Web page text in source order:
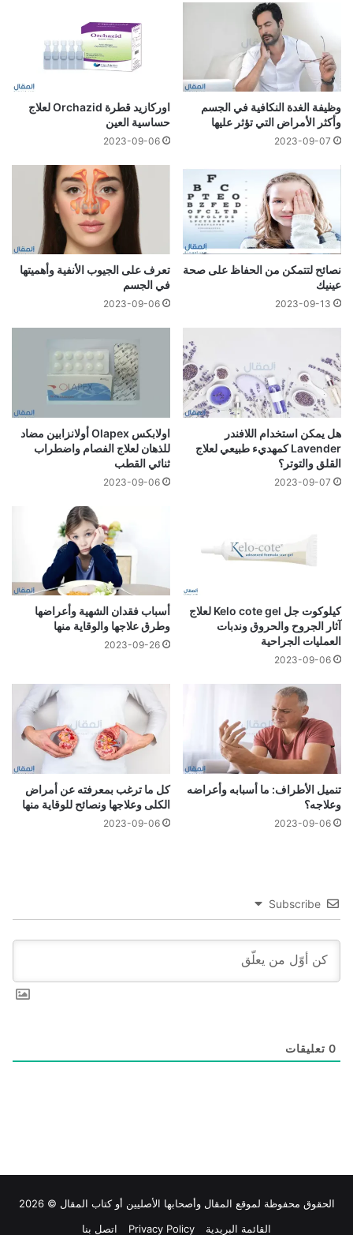
وظيفة الغدة النكافية في الجسم
وأكثر الأمراض التي تؤثر عليها
2023-09-07
اوركازيد قطرة Orchazid لعلاج
حساسية العين
2023-09-06
نصائح لتتمكن من الحفاظ على صحة
عينيك
2023-09-13
تعرف على الجيوب الأنفية وأهميتها
في الجسم
2023-09-06
هل يمكن استخدام اللافندر
Lavender كمهديء طبيعي لعلاج
القلق والتوتر؟
2023-09-07
اولابكس Olapex أولانزابين مضاد
للذهان لعلاج الفصام واضطراب
ثنائي القطب
2023-09-06
كيلوكوت جل Kelo cote gel لعلاج
آثار الجروح والحروق وندبات
العمليات الجراحية
2023-09-06
أسباب فقدان الشهية وأعراضها
وطرق علاجها والوقاية منها
2023-09-26
تنميل الأطراف: ما أسبابه وأعراضه
وعلاجه؟
2023-09-06
كل ما ترغب بمعرفته عن أمراض
الكلى وعلاجها ونصائح للوقاية منها
2023-09-06
Subscribe
0 تعليقات
الحقوق محفوظة لموقع المقال وأصحابها الأصليين أو كتاب المقال © 2026
القائمة البريدية
Privacy Policy اتصل بنا